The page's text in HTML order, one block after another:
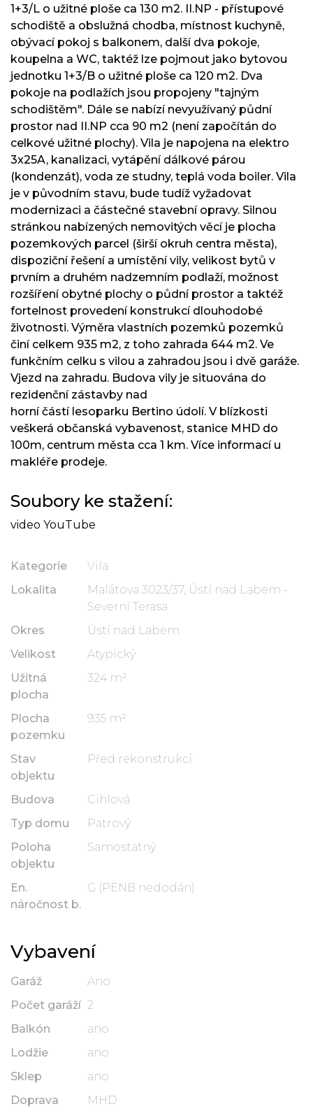
1+3/L o užitné ploše ca 130 m2. II.NP - přístupové
schodiště a obslužná chodba, místnost kuchyně,
obývací pokoj s balkonem, další dva pokoje,
koupelna a WC, taktéž lze pojmout jako bytovou
jednotku 1+3/B o užitné ploše ca 120 m2. Dva
pokoje na podlažích jsou propojeny "tajným
schodištěm". Dále se nabízí nevyužívaný půdní
prostor nad II.NP cca 90 m2 (není započítán do
celkové užitné plochy). Vila je napojena na elektro
3x25A, kanalizaci, vytápění dálkové párou
(kondenzát), voda ze studny, teplá voda boiler. Vila
je v původním stavu, bude tudíž vyžadovat
modernizaci a částečné stavební opravy. Silnou
stránkou nabízených nemovitých věcí je plocha
pozemkových parcel (širší okruh centra města),
dispoziční řešení a umístění vily, velikost bytů v
prvním a druhém nadzemním podlaží, možnost
rozšíření obytné plochy o půdní prostor a taktéž
fortelnost provedení konstrukcí dlouhodobé
životnosti. Výměra vlastních pozemků pozemků
činí celkem 935 m2, z toho zahrada 644 m2. Ve
funkčním celku s vilou a zahradou jsou i dvě garáže.
Vjezd na zahradu. Budova vily je situována do
rezidenční zástavby nad
horní částí lesoparku Bertino údolí. V blízkosti
veškerá občanská vybavenost, stanice MHD do
100m, centrum města cca 1 km. Více informací u
makléře prodeje.
Soubory ke stažení:
video YouTube
Kategorie
Vila
Lokalita
Malátova 3023/37, Ústí nad Labem -
Severní Terasa
Okres
Ústí nad Labem
Velikost
Atypický
Užitná
plocha
324 m²
Plocha
pozemku
935 m²
Stav
objektu
Před rekonstrukcí
Budova
Cihlová
Typ domu
Patrový
Poloha
objektu
Samostatný
En.
náročnost b.
G (PENB nedodán)
Vybavení
Garáž
Ano
Počet garáží 2
Balkón
ano
Lodžie
ano
Sklep
ano
Doprava
MHD